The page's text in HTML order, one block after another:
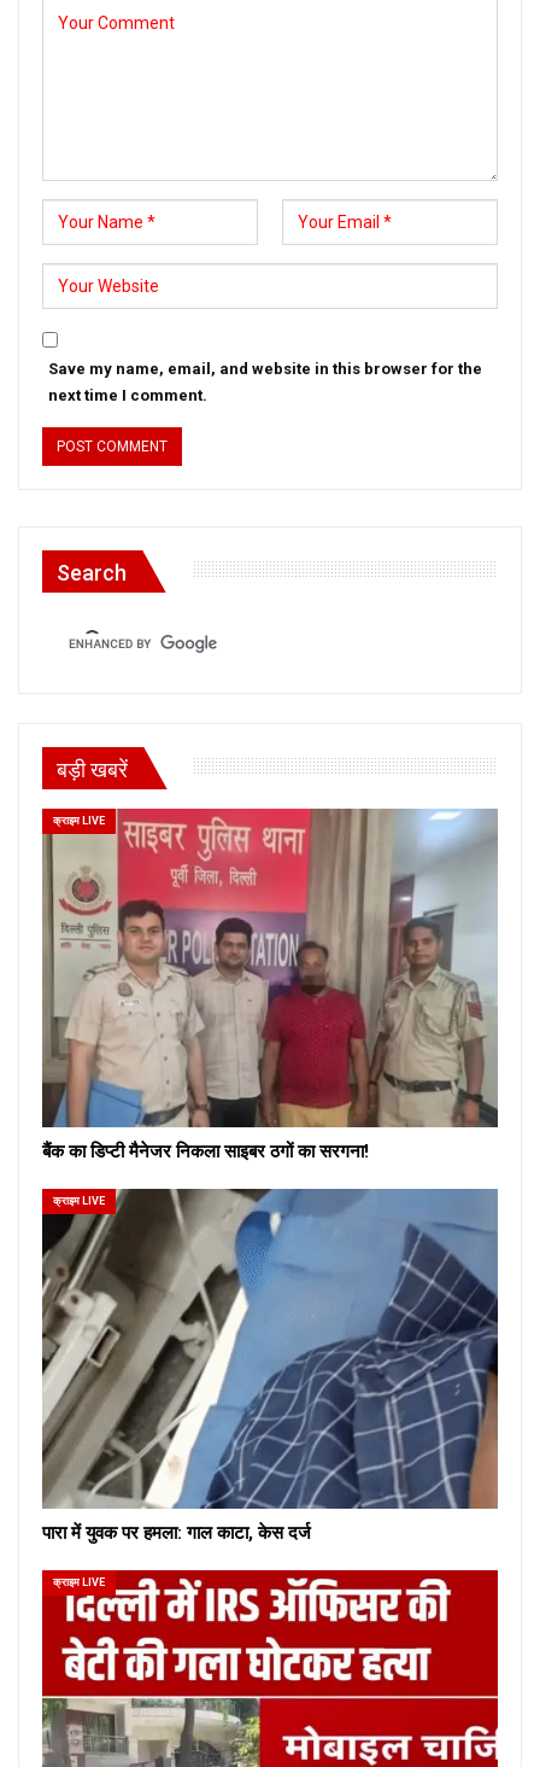
Save my name, email, and website in this browser for the
next time I comment.
Search
बड़ी खबरें
क्राइम LIVE
बैंक का डिप्टी मैनेजर निकला साइबर ठगों का सरगना!
क्राइम LIVE
पारा में युवक पर हमला: गाल काटा, केस दर्ज
क्राइम LIVE